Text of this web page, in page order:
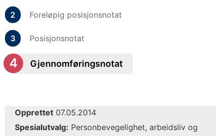
Foreløpig posisjonsnotat
Posisjonsnotat
Gjennomføringsnotat
Opprettet 07.05.2014
Spesialutvalg: Personbevegelighet, arbeidsliv og